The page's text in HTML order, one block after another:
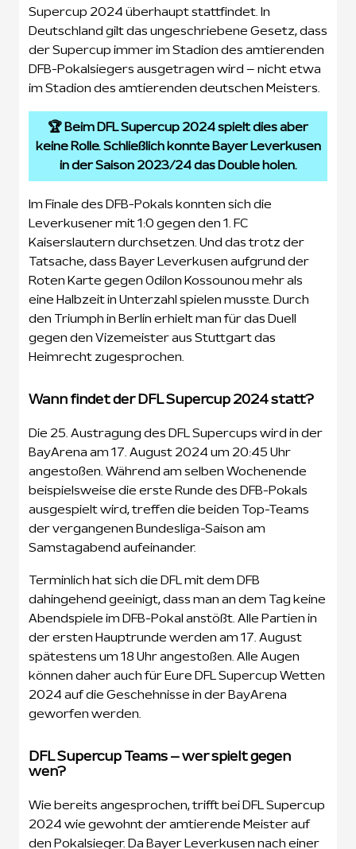
Supercup 2024 überhaupt stattfindet. In
Deutschland gilt das ungeschriebene Gesetz, dass
der Supercup immer im Stadion des amtierenden
DFB-Pokalsiegers ausgetragen wird – nicht etwa
im Stadion des amtierenden deutschen Meisters.
🏆 Beim DFL Supercup 2024 spielt dies aber
keine Rolle. Schließlich konnte Bayer Leverkusen
in der Saison 2023/24 das Double holen.
Im Finale des DFB-Pokals konnten sich die
Leverkusener mit 1:0 gegen den 1. FC
Kaiserslautern durchsetzen. Und das trotz der
Tatsache, dass Bayer Leverkusen aufgrund der
Roten Karte gegen Odilon Kossounou mehr als
eine Halbzeit in Unterzahl spielen musste. Durch
den Triumph in Berlin erhielt man für das Duell
gegen den Vizemeister aus Stuttgart das
Heimrecht zugesprochen.
Wann findet der DFL Supercup 2024 statt?
Die 25. Austragung des DFL Supercups wird in der
BayArena am 17. August 2024 um 20:45 Uhr
angestoßen. Während am selben Wochenende
beispielsweise die erste Runde des DFB-Pokals
ausgespielt wird, treffen die beiden Top-Teams
der vergangenen Bundesliga-Saison am
Samstagabend aufeinander.
Terminlich hat sich die DFL mit dem DFB
dahingehend geeinigt, dass man an dem Tag keine
Abendspiele im DFB-Pokal anstößt. Alle Partien in
der ersten Hauptrunde werden am 17. August
spätestens um 18 Uhr angestoßen. Alle Augen
können daher auch für Eure DFL Supercup Wetten
2024 auf die Geschehnisse in der BayArena
geworfen werden.
DFL Supercup Teams – wer spielt gegen
wen?
Wie bereits angesprochen, trifft bei DFL Supercup
2024 wie gewohnt der amtierende Meister auf
den Pokalsieger. Da Bayer Leverkusen nach einer